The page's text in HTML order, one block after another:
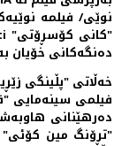
نوێی/ فیلمه
ده‌نگه‌کانی خۆیان
خه‌ڵاتی "پڵینگی